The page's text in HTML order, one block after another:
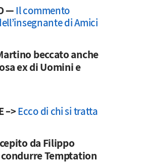
—Il commento
di Amici
beccato anche
ex di Uomini e
–>Ecco di chi si tratta
da Filippo
Temptation